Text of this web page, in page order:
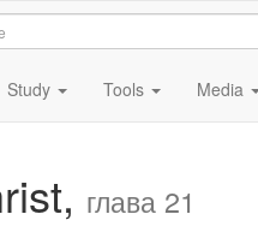
Study Tools Media
глава 21